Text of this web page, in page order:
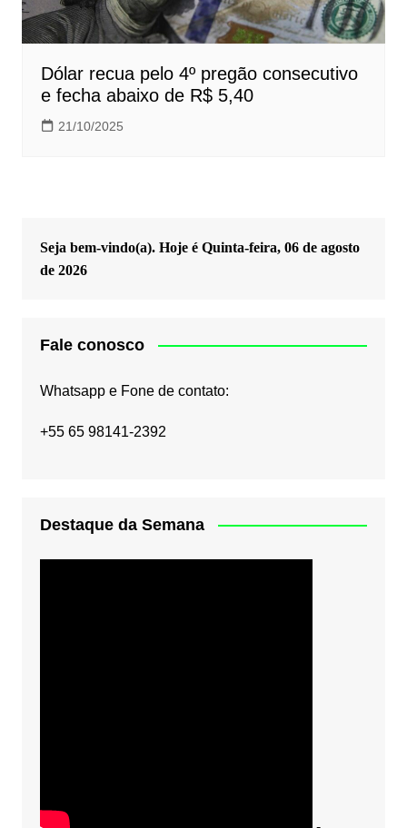
Dólar recua pelo 4º pregão consecutivo
e fecha abaixo de R$ 5,40
21/10/2025
Seja bem-vindo(a). Hoje é Quinta-feira, 06 de agosto
de 2026
Fale conosco
Whatsapp e Fone de contato:
+55 65 98141-2392
Destaque da Semana